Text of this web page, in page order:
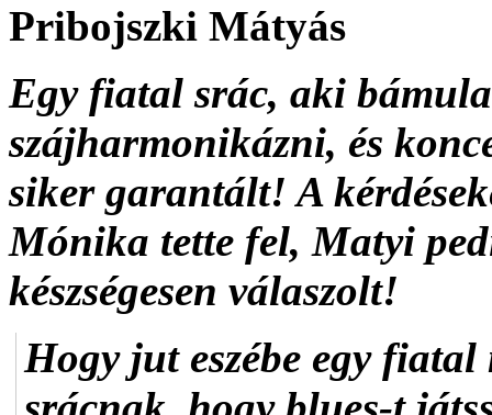
Pribojszki Mátyás
Egy fiatal srác, aki
szájharmonikázni, és
siker garantált! A
Mónika tette fel, Matyi
készségesen válaszolt!
Hogy jut eszébe egy fiatal